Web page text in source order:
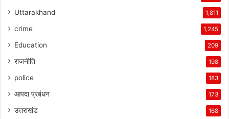
Uttarakhand 1,811
crime 1,245
Education 209
राजनीति 198
police 183
आपदा प्रबंधन 173
उत्तराखंड 168